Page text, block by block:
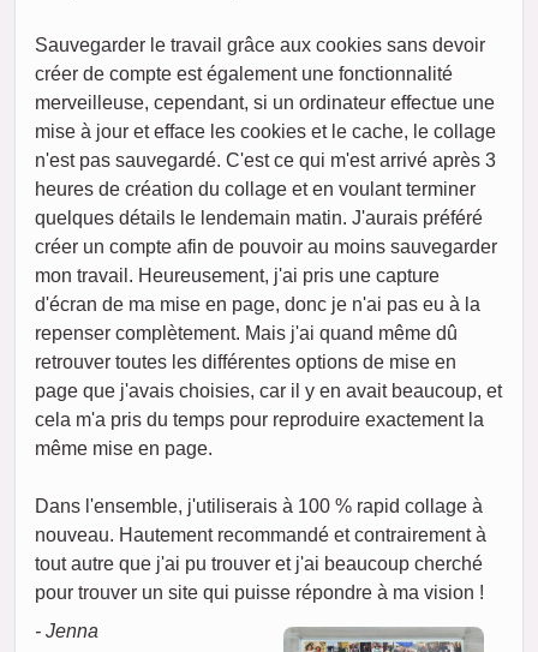
Sauvegarder le travail grâce aux cookies sans devoir
créer de compte est également une fonctionnalité
merveilleuse, cependant, si un ordinateur effectue une
mise à jour et efface les cookies et le cache, le collage
n'est pas sauvegardé. C'est ce qui m'est arrivé après 3
heures de création du collage et en voulant terminer
quelques détails le lendemain matin. J'aurais préféré
créer un compte afin de pouvoir au moins sauvegarder
mon travail. Heureusement, j'ai pris une capture
d'écran de ma mise en page, donc je n'ai pas eu à la
repenser complètement. Mais j'ai quand même dû
retrouver toutes les différentes options de mise en
page que j'avais choisies, car il y en avait beaucoup, et
cela m'a pris du temps pour reproduire exactement la
même mise en page.
Dans l'ensemble, j'utiliserais à 100 % rapid collage à
nouveau. Hautement recommandé et contrairement à
tout autre que j'ai pu trouver et j'ai beaucoup cherché
pour trouver un site qui puisse répondre à ma vision !
- Jenna